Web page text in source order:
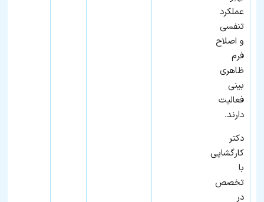
عملکرد
تنفسی
و اصلاح
فرم
ظاهری
بینی
فعالیت
دارند.
دکتر
کارگشایی
با
تخصص
در